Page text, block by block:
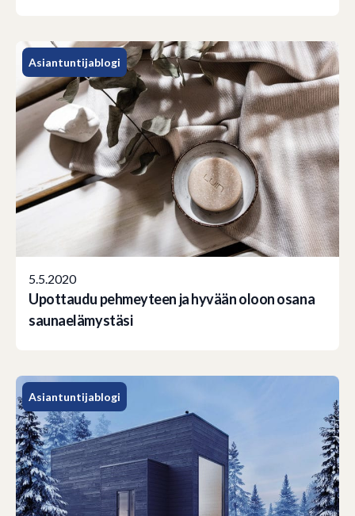
Asiantuntijablogi
5.5.2020
Upottaudu pehmeyteen ja hyvään oloon osana
saunaelämystäsi
Asiantuntijablogi